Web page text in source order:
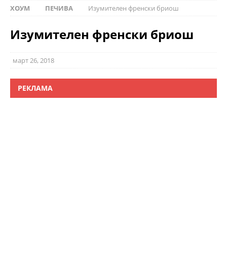
ХОУМ ПЕЧИВА Изумителен френски бриош
Изумителен френски бриош
март 26, 2018
РЕКЛАМА